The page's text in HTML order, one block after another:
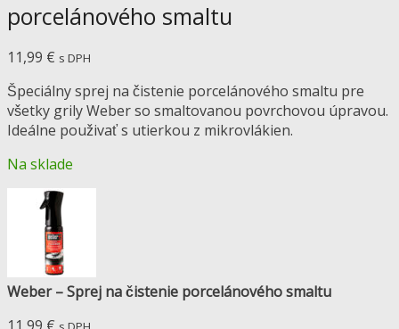
porcelánového smaltu
11,99 € s DPH
Špeciálny sprej na čistenie porcelánového smaltu pre
všetky grily Weber so smaltovanou povrchovou úpravou.
Ideálne použivať s utierkou z mikrovlákien.
Na sklade
Weber – Sprej na čistenie porcelánového smaltu
11,99 €